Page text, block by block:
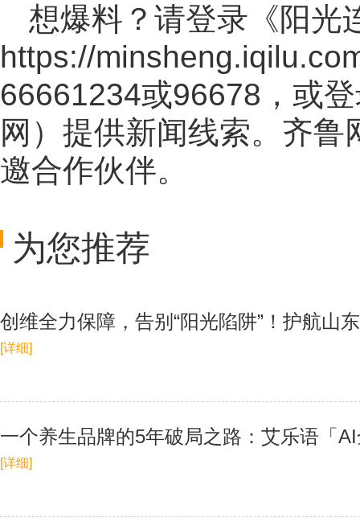
想爆料？请登录《阳光
https://
66661234或96678，或
网 ）提供新闻线索。齐鲁
邀合作伙伴。
为您推荐
创维全力保障，告别“阳光陷阱”！护航山
[详细]
一个养生品牌的5年破局之路：艾乐语「
[详细]